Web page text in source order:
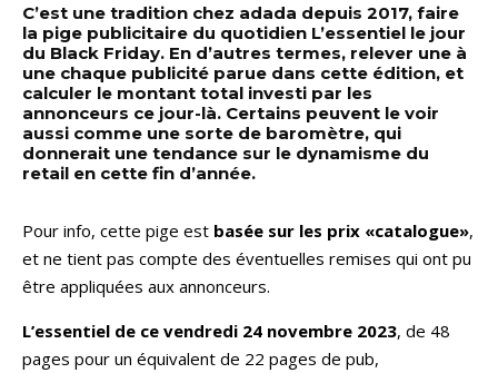
C’est une tradition chez adada depuis 2017, faire
la pige publicitaire du quotidien L’essentiel le jour
du Black Friday. En d’autres termes, relever une à
une chaque publicité parue dans cette édition, et
calculer le montant total investi par les
annonceurs ce jour-là. Certains peuvent le voir
aussi comme une sorte de baromètre, qui
donnerait une tendance sur le dynamisme du
retail en cette fin d’année.
Pour info, cette pige est basée sur les prix «catalogue»,
et ne tient pas compte des éventuelles remises qui ont pu
être appliquées aux annonceurs.
L’essentiel de ce vendredi 24 novembre 2023, de 48
pages pour un équivalent de 22 pages de pub,